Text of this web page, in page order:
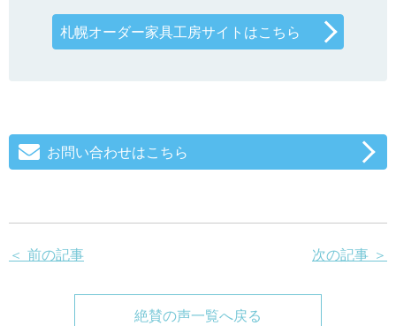
札幌オーダー家具工房サイトはこちら
お問い合わせはこちら
＜ 前の記事 次の記事 ＞
絶賛の声一覧へ戻る